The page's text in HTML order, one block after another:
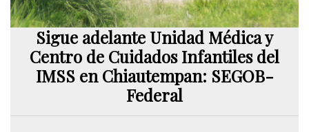
Sigue adelante Unidad Médica y
Centro de Cuidados Infantiles del
IMSS en Chiautempan: SEGOB-
Federal